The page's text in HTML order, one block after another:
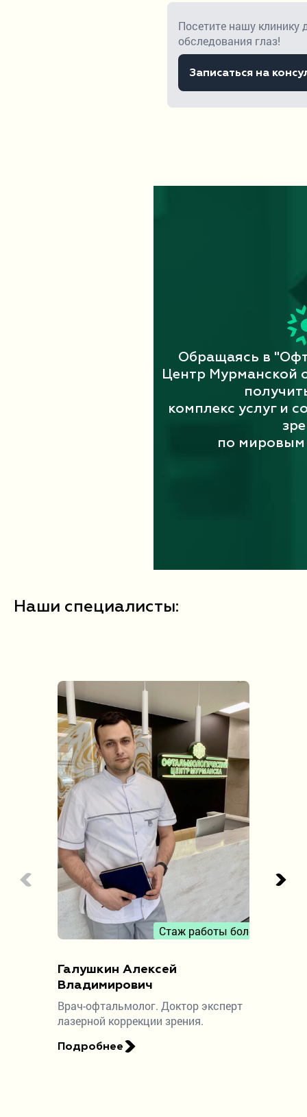
Посетите нашу клинику
обследования глаз!
Записаться на
Обращаясь в
Центр Мурманской
комплекс услуг и
по мировым
Наши специалисты:
Стаж работы более 10 лет
Галушкин Алексей
Владимирович
Врач-офтальмолог. Доктор эксперт
лазерной коррекции зрения.
Подробнее